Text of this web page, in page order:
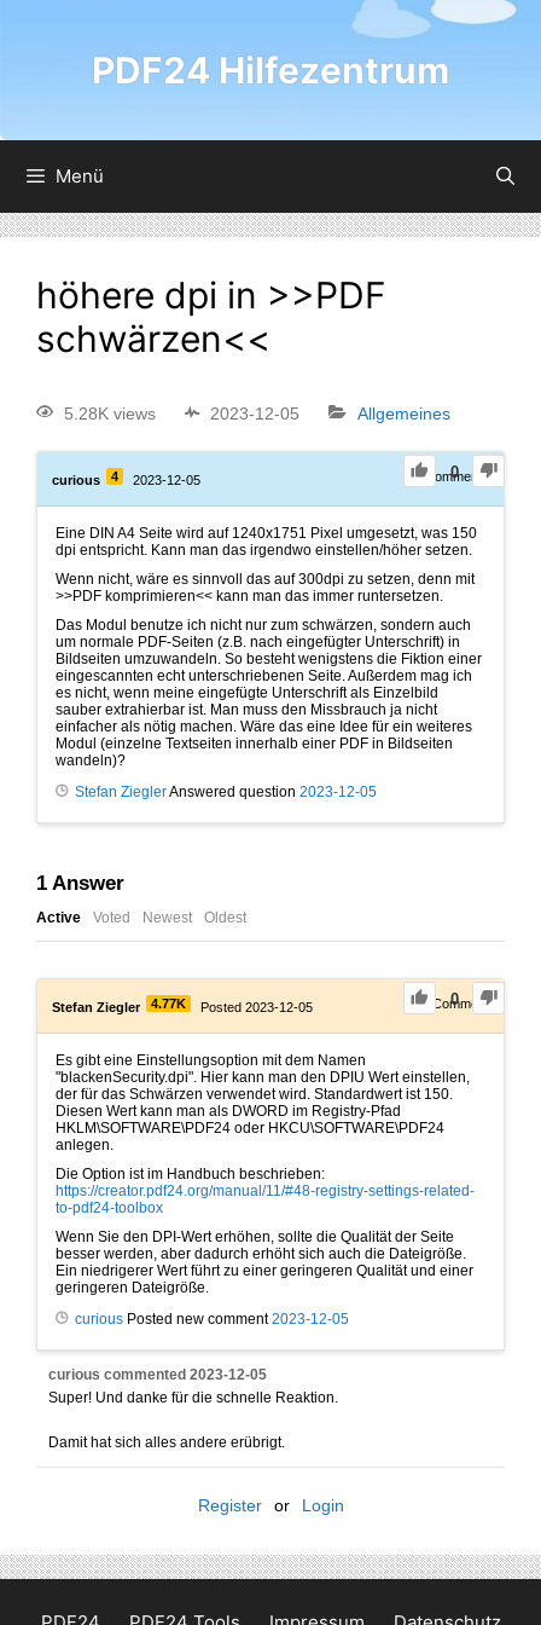
PDF24 Hilfezentrum
Menü
höhere dpi in >>PDF
schwärzen<<
5.28K views 2023-12-05 Allgemeines
0
curious 4 2023-12-05 0Comments
Eine DIN A4 Seite wird auf 1240x1751 Pixel umgesetzt, was 150
dpi entspricht. Kann man das irgendwo einstellen/höher setzen.
Wenn nicht, wäre es sinnvoll das auf 300dpi zu setzen, denn mit
>>PDF komprimieren<< kann man das immer runtersetzen.
Das Modul benutze ich nicht nur zum schwärzen, sondern auch
um normale PDF-Seiten (z.B. nach eingefügter Unterschrift) in
Bildseiten umzuwandeln. So besteht wenigstens die Fiktion einer
eingescannten echt unterschriebenen Seite. Außerdem mag ich
es nicht, wenn meine eingefügte Unterschrift als Einzelbild
sauber extrahierbar ist. Man muss den Missbrauch ja nicht
einfacher als nötig machen. Wäre das eine Idee für ein weiteres
Modul (einzelne Textseiten innerhalb einer PDF in Bildseiten
wandeln)?
Stefan ZieglerAnswered question 2023-12-05
1 Answer
Active Voted Newest Oldest
0
Stefan Ziegler 4.77K Posted 2023-12-05 1 Comment
Es gibt eine Einstellungsoption mit dem Namen
"blackenSecurity.dpi". Hier kann man den DPIU Wert einstellen,
der für das Schwärzen verwendet wird. Standardwert ist 150.
Diesen Wert kann man als DWORD im Registry-Pfad
HKLM\SOFTWARE\PDF24 oder HKCU\SOFTWARE\PDF24
anlegen.
Die Option ist im Handbuch beschrieben:
https://creator.pdf24.org/manual/11/#48-registry-settings-related-
to-pdf24-toolbox
Wenn Sie den DPI-Wert erhöhen, sollte die Qualität der Seite
besser werden, aber dadurch erhöht sich auch die Dateigröße.
Ein niedrigerer Wert führt zu einer geringeren Qualität und einer
geringeren Dateigröße.
curious Posted new comment2023-12-05
curious commented 2023-12-05
Super! Und danke für die schnelle Reaktion.
Damit hat sich alles andere erübrigt.
Register or Login